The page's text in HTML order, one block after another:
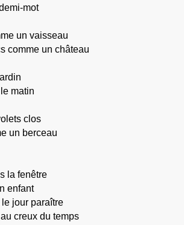
mot
un vaisseau
comme un château
matin
clos
un berceau
la fenêtre
enfant
jour paraître
creux du temps